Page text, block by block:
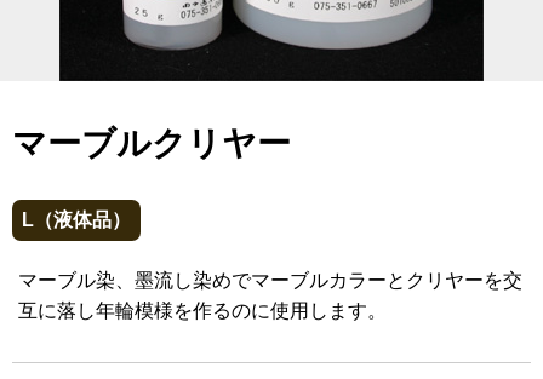
マーブルクリヤー
L（液体品）
マーブル染、墨流し染めでマーブルカラーとクリヤーを交
互に落し年輪模様を作るのに使用します。